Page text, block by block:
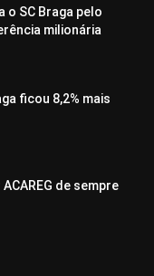
o SC Braga pelo
milionária
ficou 8,2% mais
de sempre